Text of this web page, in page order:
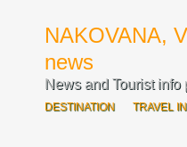
NAKOVANA,
news
News and Tourist info
DESTINATION TRAVEL